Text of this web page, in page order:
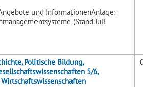
und InformationenAnlage:
(Stand Juli
Politische Bildung,
5/6,